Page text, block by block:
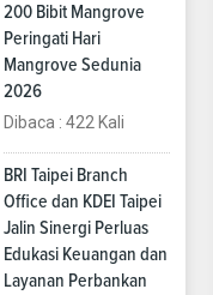
200 Bibit Mangrove
Peringati Hari
Mangrove Sedunia
2026
Dibaca : 422 Kali
BRI Taipei Branch
Office dan KDEI Taipei
Jalin Sinergi Perluas
Edukasi Keuangan dan
Layanan Perbankan